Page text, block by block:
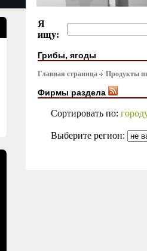
Я
ищу:
Грибы, ягоды
Главная страница Продукты
Фирмы раздела
Сортировать по:
Выберите регион: